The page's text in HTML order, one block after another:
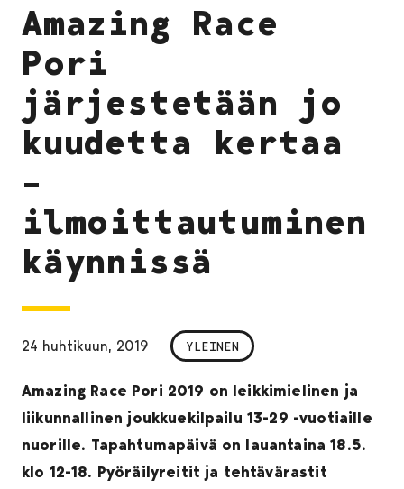
Amazing Race
Pori
järjestetään jo
kuudetta kertaa
–
ilmoittautuminen
käynnissä
24 huhtikuun, 2019 YLEINEN
Amazing Race Pori 2019 on leikkimielinen ja
liikunnallinen joukkuekilpailu 13-29 -vuotiaille
nuorille. Tapahtumapäivä on lauantaina 18.5.
klo 12-18. Pyöräilyreitit ja tehtävärastit